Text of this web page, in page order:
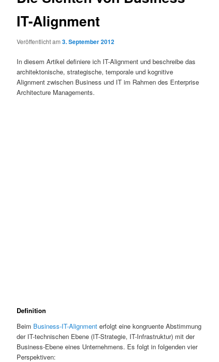
IT-Alignment
Veröffentlicht am3. September 2012
In diesem Artikel definiere ich IT-Alignment und beschreibe das
architektonische, strategische, temporale und kognitive
Alignment zwischen Business und IT im Rahmen des Enterprise
Architecture Managements.
Definition
Beim Business-IT-Alignment erfolgt eine kongruente Abstimmung
der IT-technischen Ebene (IT-Strategie, IT-Infrastruktur) mit der
Business-Ebene eines Unternehmens. Es folgt in folgenden vier
Perspektiven: